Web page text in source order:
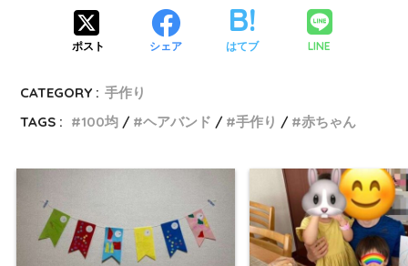
ポスト シェア はてブ LINE
CATEGORY : 手作り
TAGS :
100均 ヘアバンド 手作り 赤ちゃん